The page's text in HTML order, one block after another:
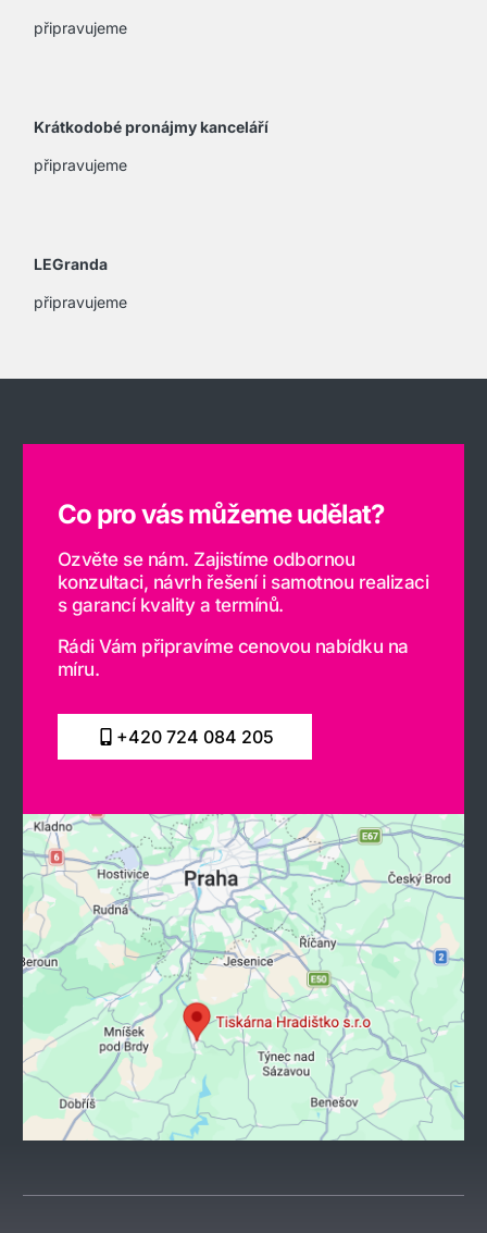
připravujeme
Krátkodobé pronájmy kanceláří
připravujeme
LEGranda
připravujeme
Co pro vás můžeme udělat?
Ozvěte se nám. Zajistíme odbornou
konzultaci, návrh řešení i samotnou realizaci
s garancí kvality a termínů.
Rádi Vám připravíme cenovou nabídku na
míru.
+420 724 084 205